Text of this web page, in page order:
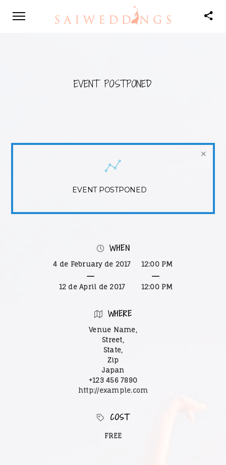
EVENT POSTPONED
EVENT POSTPONED
WHEN
4 de February de 2017
12 de April de 2017
12:00 PM
12:00 PM
WHERE
Venue Name,
Street,
State,
Zip
Japan
+123 456 7890
http://example.com
COST
FREE